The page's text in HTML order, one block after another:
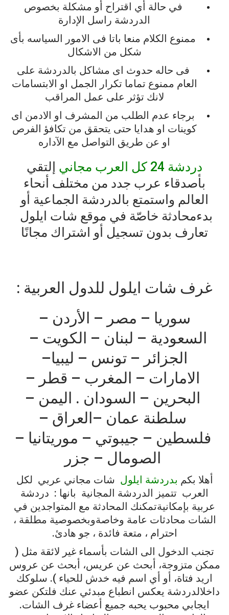
في حالة أي اقتراح أو مشكلة بخصوص
الدردشة راسل الإدارة
ممنوع الكلام منعا باتا فى الامور السياسه بأى
شكل من الاشكال
فى حاله حدوث اى مشاكل بالدردشة على
العام ممنوع تماما تكرار الجمل او الابتسامات
لانك تؤثر على عمل المراقب
برجاء عدم الطلب من المشرف او الادمن اى
كوينات او هدايا حتى يتحقق من تكافؤ الفرص
او عن طريق التواصل مع الآداره
دردشة 24 كل العرب مجاني
إلتقي
بأصدقاء عرب جدد من مختلف أنحاء
العالم واستمتع بالدردشة الجماعية أو
بدءمحادثة خاصّة في موقع شات ايلول
تعارف بدون تسجيل أو اشتراك مجانًا
غرف شات ايلول للدول العربية :
سوريا – مصر – الأردن –
السعودية – لبنان – الكويت –
الجزائر – تونس – ليبيا–
الامارات – المغرب – قطر –
البحرين – السودان . اليمن –
سلطنة عمان –العراق –
فلسطين – جيبوتي – موريتانيا –
الصومال – جزر
أهلا بكم بدردشة ايلول شات مجاني عربي لكل
العرب تتميز الدردشة المجانية بانها : دردشة
عربية بإمكانيةتمكنك المحادثة مع المتواجدين في
الشات محادثات عامة وخاصةوبخصوصية مطلقة ،
احترام ، متعة فائدة ، جو هادئ.
تجنب الدخول الى الشات بأسماء غير لائقة مثل (
ممكن متزوجة، أبحث عن عريس، أبحث عن عروس
اريد فتاة، أو أي اسم فيه خدش للحياء ). سلوكك
داخلالدردشة يعكس انطباع مبدئي عنك فلتكن عضو
ايجابي محبوب يحبه جميع أعضاء غرف الشات.